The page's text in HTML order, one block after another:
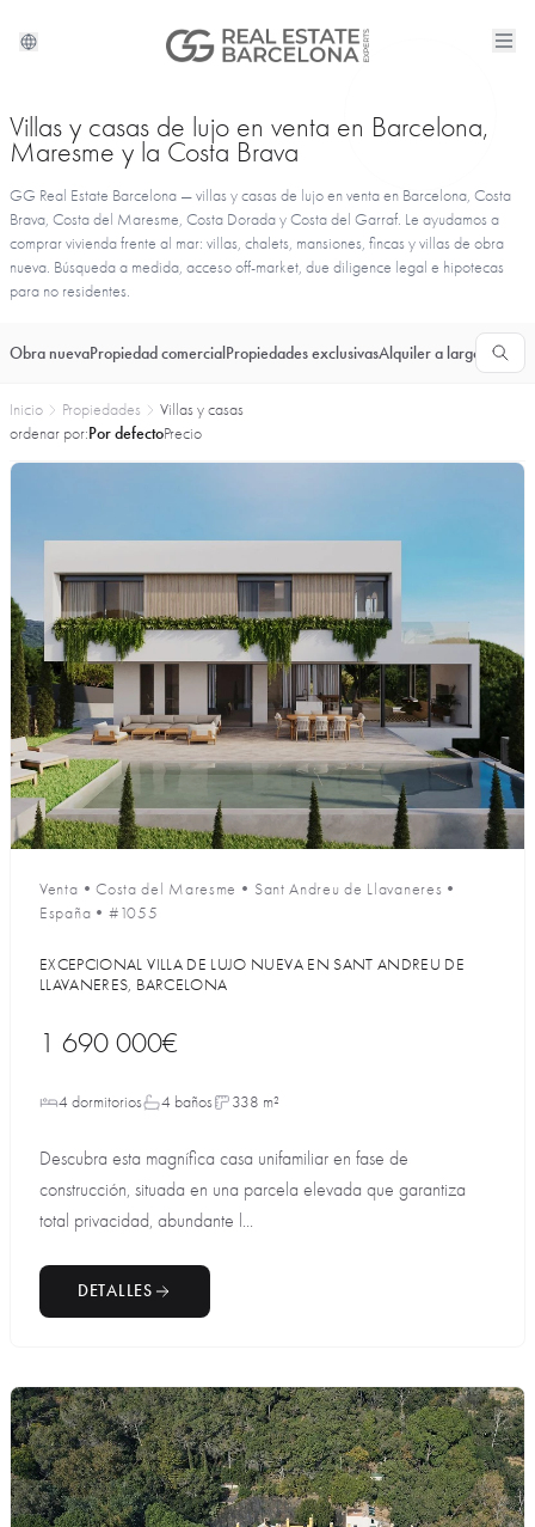
Villas y casas de lujo en venta en Barcelona,
Maresme y la Costa Brava
GG Real Estate Barcelona — villas y casas de lujo en venta en Barcelona, Costa
Brava, Costa del Maresme, Costa Dorada y Costa del Garraf. Le ayudamos a
comprar vivienda frente al mar: villas, chalets, mansiones, fincas y villas de obra
nueva. Búsqueda a medida, acceso off-market, due diligence legal e hipotecas
para no residentes.
Obra nuevaPropiedad comercial Propiedades exclusivasAlquiler a largo plazo
Inicio Propiedades
Villas y casas
ordenar por:Por defectoPrecio
Venta •Costa del Maresme • Sant Andreu de Llavaneres •
España • #1055
EXCEPCIONAL VILLA DE LUJO NUEVA EN SANT ANDREU DE
LLAVANERES, BARCELONA
1 690 000€
4 dormitorios 4 baños 338 m²
Descubra esta magnífica casa unifamiliar en fase de
construcción, situada en una parcela elevada que garantiza
total privacidad, abundante l...
DETALLES